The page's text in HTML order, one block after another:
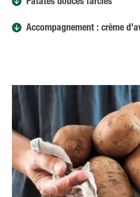
Patates douces farcies
Accompagnement : crème